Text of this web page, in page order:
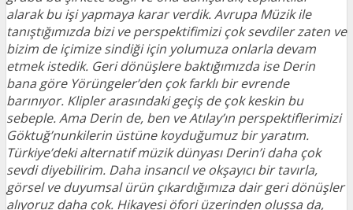
alarak bu işi yapmaya karar verdik. Avrupa Müzik ile
tanıştığımızda bizi ve perspektifimizi çok sevdiler zaten ve
bizim de içimize sindiği için yolumuza onlarla devam
etmek istedik. Geri dönüşlere baktığımızda ise Derin
bana göre Yörüngeler’den çok farklı bir evrende
barınıyor. Klipler arasındaki geçiş de çok keskin bu
sebeple. Ama Derin de, ben ve Atılay’ın perspektiflerimizi
Göktuğ’nunkilerin üstüne koyduğumuz bir yaratım.
Türkiye’deki alternatif müzik dünyası Derin’i daha çok
sevdi diyebilirim. Daha insancıl ve okşayıcı bir tavırla,
görsel ve duyumsal ürün çıkardığımıza dair geri dönüşler
alıyoruz daha çok. Hikayesi öfori üzerinden oluşsa da,